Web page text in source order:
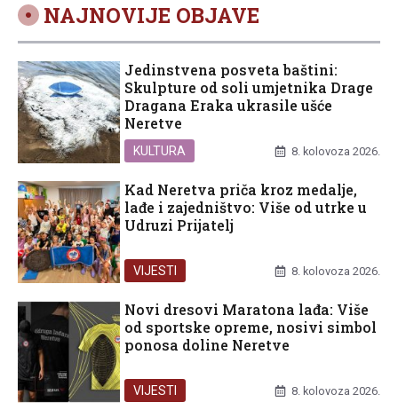
NAJNOVIJE OBJAVE
Jedinstvena posveta baštini:
Skulpture od soli umjetnika Drage
Dragana Eraka ukrasile ušće
Neretve
KULTURA 8. kolovoza 2026.
Kad Neretva priča kroz medalje,
lađe i zajedništvo: Više od utrke u
Udruzi Prijatelj
VIJESTI 8. kolovoza 2026.
Novi dresovi Maratona lađa: Više
od sportske opreme, nosivi simbol
ponosa doline Neretve
VIJESTI 8. kolovoza 2026.